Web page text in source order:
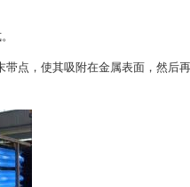
点，使其吸附在金属表面，然后